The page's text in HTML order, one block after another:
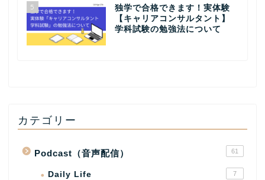
5
独学で合格できます！実体験
【キャリアコンサルタント】
学科試験の勉強法について
カテゴリー
Podcast（音声配信） 61
Daily Life 7